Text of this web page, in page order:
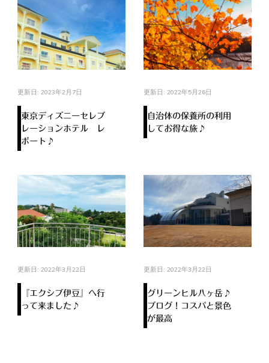
更新日: 2023年2月7日
東京ディズニーセレブ
レーションホテル レ
ポート♪
更新日: 2022年5月26日
自治体の保養所の利用
してお得な旅♪
更新日: 2022年3月22日
『エクシブ伊豆』へ行
って来ました♪
更新日: 2022年3月22日
グリーンヒル八ヶ岳♪
ブログ！コスパと景色
が最高